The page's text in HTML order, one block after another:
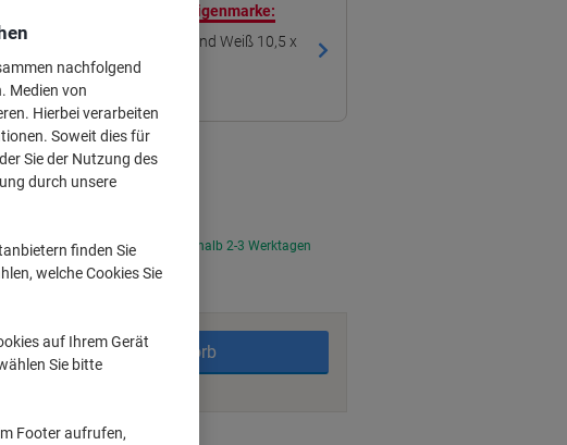
und sparen mit unserer Eigenmarke:
Selbstklebend Weiß 10,5 x
100 Blatt à 14 Etiketten
17:00 Uhr bestellt, Lieferzeit innerhalb 2-3 Werktagen
In den Warenkorb
nachfolgend
Medien von
Hierbei verarbeiten
Soweit dies für
Sie der Nutzung des
durch unsere
finden Sie
welche Cookies Sie
auf Ihrem Gerät
Sie bitte
Footer aufrufen,